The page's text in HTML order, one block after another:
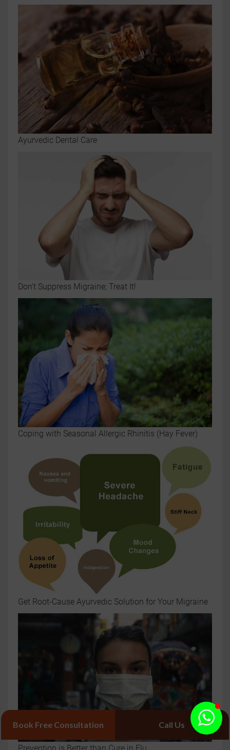
Ayurvedic Dental Care
Don't Suppress Migraine; Treat It!
Coping with Seasonal Allergic Rhinitis (Hay Fever)
Get Root-Cause Ayurvedic Solution for Your Migraine
Book Free Consultation Call Us